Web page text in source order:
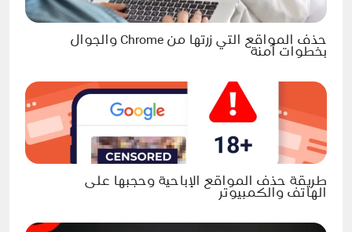
حذف المواقع التي زرتها من Chrome والجوال
بخطوات آمنة
طريقة حذف المواقع الإباحية وحجبها على
الهاتف والكمبيوتر